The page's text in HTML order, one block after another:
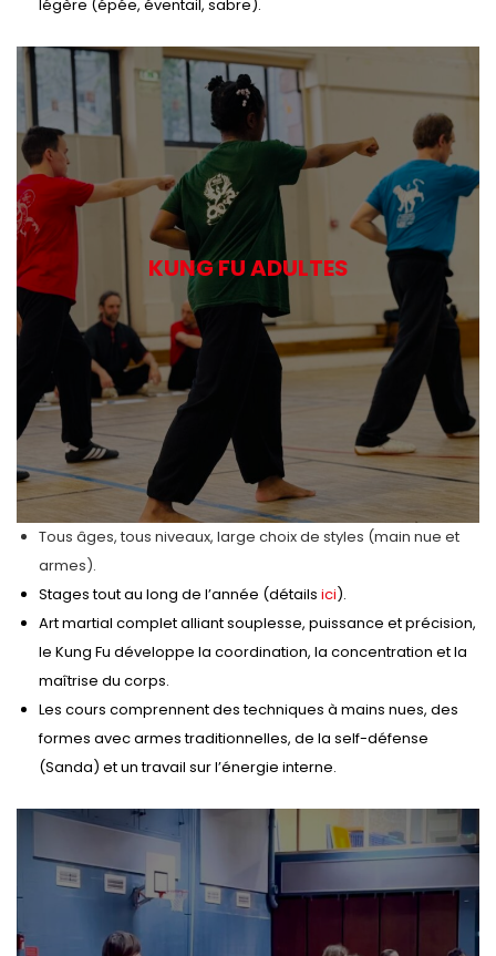
légère (épée, éventail, sabre).
KUNG FU ADULTES
Tous âges, tous niveaux, large choix de styles (main nue et
armes).
Stages tout au long de l’année (détails ici).
Art martial complet alliant souplesse, puissance et précision,
le Kung Fu développe la coordination, la concentration et la
maîtrise du corps.
Les cours comprennent des techniques à mains nues, des
formes avec armes traditionnelles, de la self-défense
(Sanda) et un travail sur l’énergie interne.